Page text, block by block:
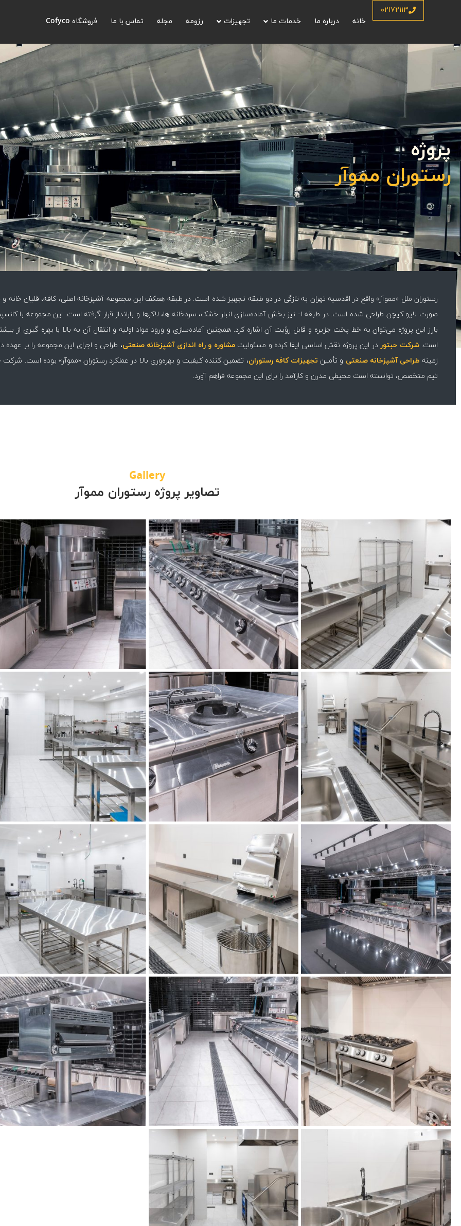
۰۲۱۷۲۱۱۳
خانه
درباره ما خدمات ما تجهیزات رزومه مجله تماس با ما فروشگاه Cofyco
پروژه
رستوران مموآر
رستوران ملل «مموآر» واقع در اقدسیه تهران به تازگی در دو طبقه تجهیز شده است. در طبقه همکف این مجموعه آشپزخانه اصلی، کافه، قلیان خانه و
صورت لایو کیچن طراحی شده است. در طبقه ۱- نیز بخش آماده‌سازی انبار خشک، سردخانه ها، لاکرها و بارانداز قرار گرفته است.
بارز این پروژه می‌توان به خط پخت جزیره و قابل رؤیت آن اشاره کرد. همچنین آماده‌سازی و ورود مواد اولیه و انتقال آن به بالا با بهره گیری از
است.شرکت حبتور در این پروژه نقش اساسی ایفا کرده و مسئولیتمشاوره و راه اندازی آشپزخانه صنعتی، طراحی و اجرای این مجموعه را بر
زمینه طراحی آشپزخانه صنعتی و تأمین تجهیزات کافه رستوران، تضمین کننده کیفیت و بهره‌وری بالا در عملکرد رستوران «مموآر» بوده است. شرکت
تیم متخصص، توانسته است محیطی مدرن و کارآمد را برای این مجموعه فراهم آورد.
Gallery
تصاویر پروژه رستوران مموآر
مموآر
رستوران مموآر
تجهیز آشپزخانه پروژه
مموآر
تجهیز آشپزخانه رستوران
مموآر
تجهیز آشپزخانه مموآر
راه اندازی تجهیزات
آشپزخانه مموآر
راه اندازی و تجهیز
آشپزخانه مموآر
طراحی آشپزخانه صنعتی
رستوران مموآر
طراحی و تجهیز آشپزخانه
پروژه مموآر
طراحی و تجهیز آشپزخانه
مموآر